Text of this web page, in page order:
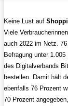
Keine Lust auf
Viele
auch 2022 im Netz.
Befragung unter
des Digitalverbands
bestellen. Damit hält
ebenfalls 76 Prozent
70 Prozent